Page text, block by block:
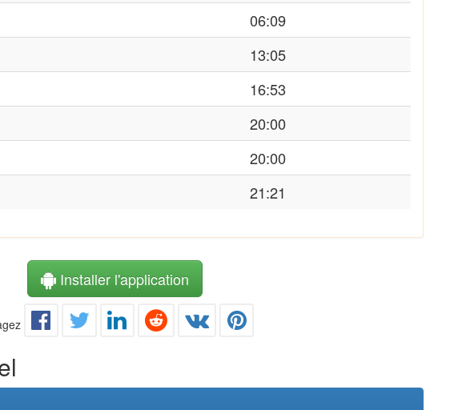
06:09
13:05
16:53
20:00
20:00
21:21
Installer l'application